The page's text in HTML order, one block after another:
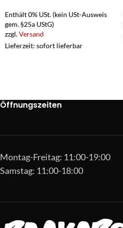
Enthält 0% USt. (kein USt-Ausweis
gem. §25a UStG)
zzgl.Versand
Lieferzeit: sofort lieferbar
Öffnungszeiten
Montag-Freitag: 11:00-19:00
Samstag: 11:00-18:00